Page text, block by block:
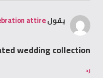
يقولattire
wedding collection.